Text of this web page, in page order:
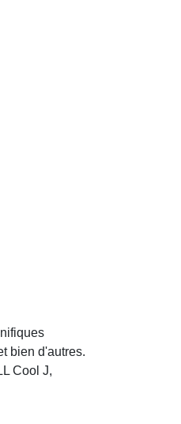
bien d'autres.
Cool J,